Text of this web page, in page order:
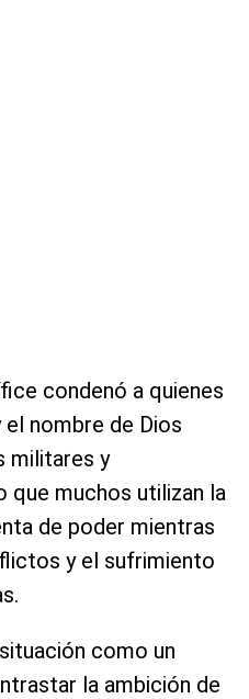
condenó a quienes
nombre de Dios
militares y
que muchos utilizan la
de poder mientras
y el sufrimiento
como un
la ambición de